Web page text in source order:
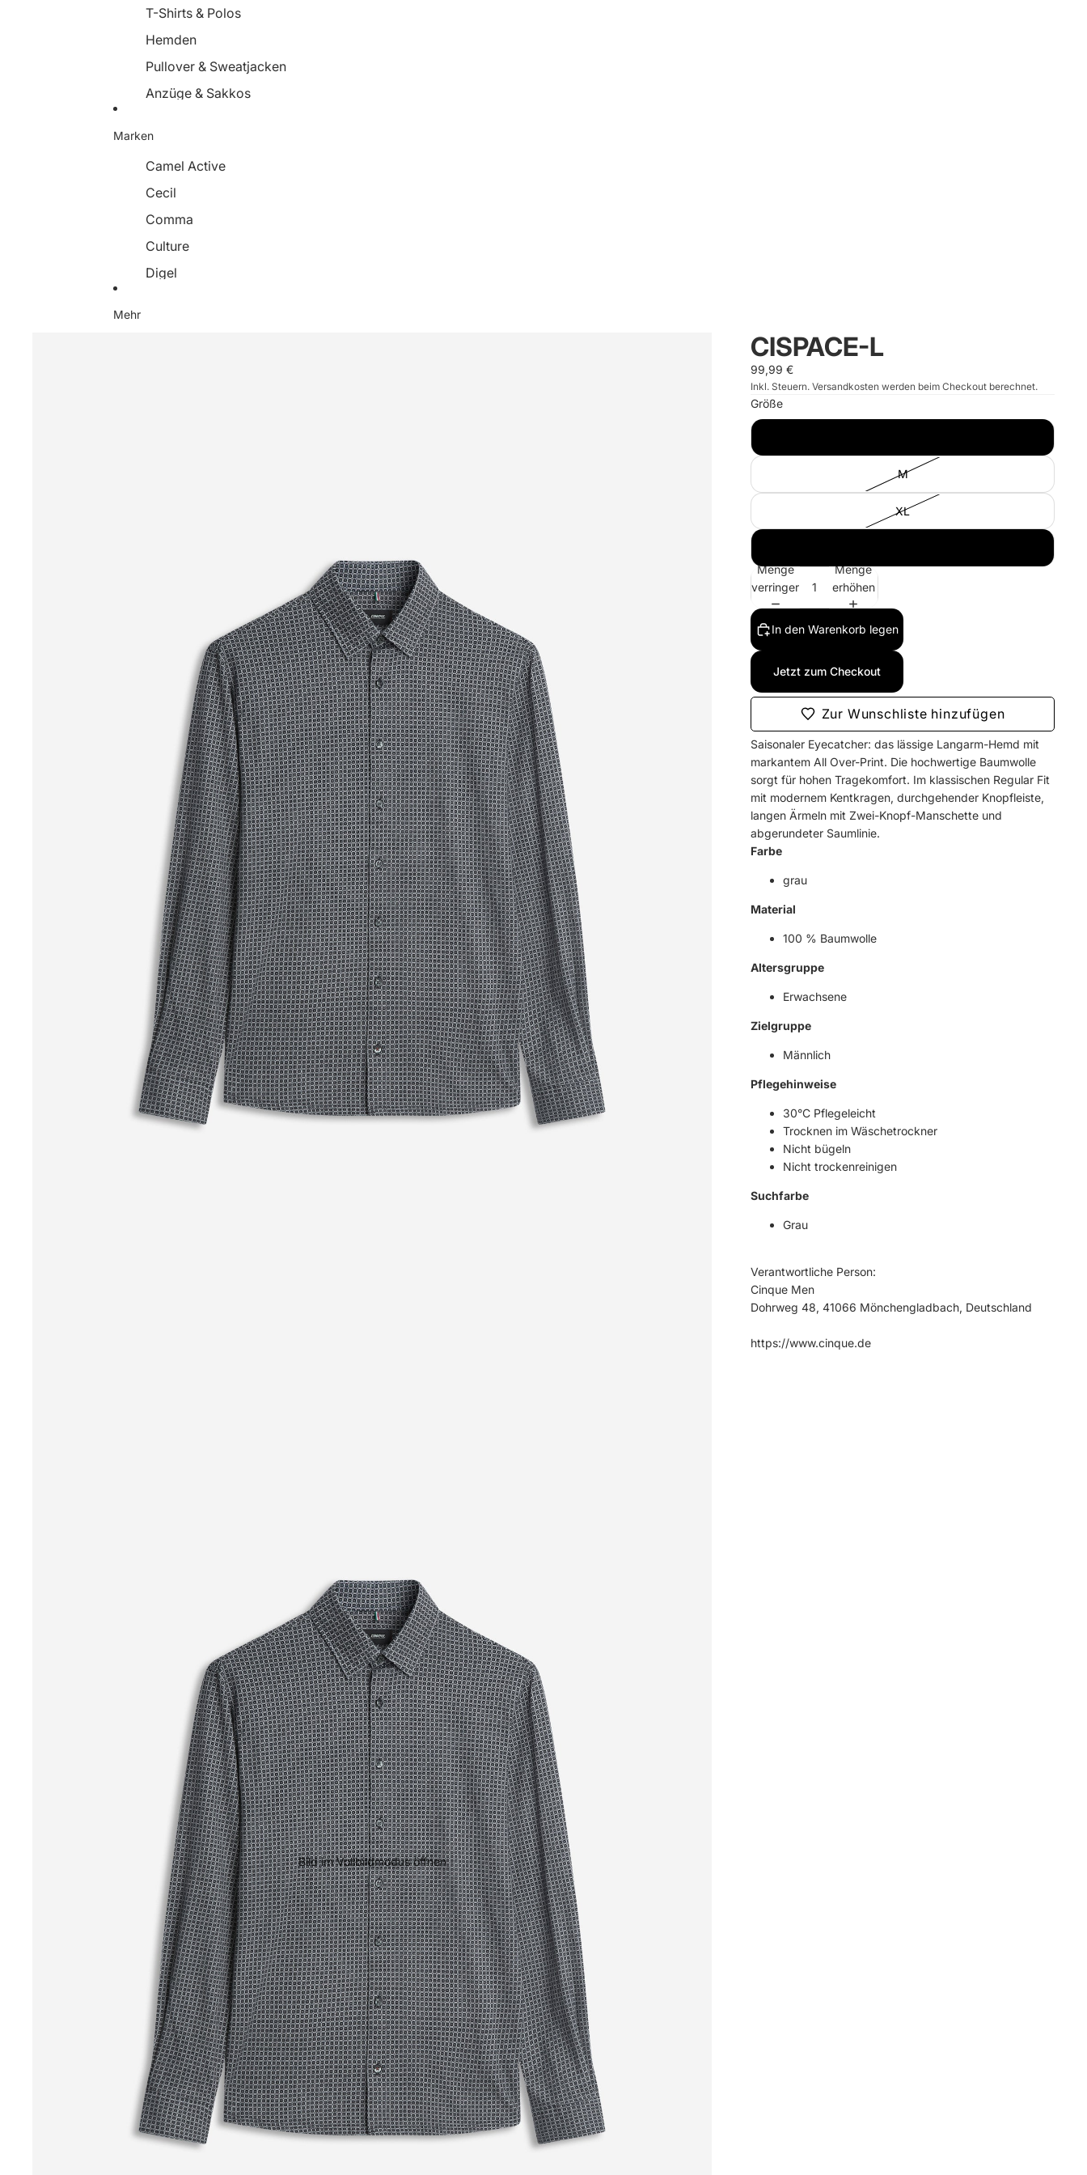
Jeans & Hosen
Shorts
Jacken & Mäntel
Blazer
Strumpfhosen
Hüte & Mützen
Schals & Tücher
T-Shirts & Polos
Hemden
Pullover & Sweatjacken
Anzüge & Sakkos
Shorts
Schuhe
Accessoires
Marken
Camel Active
Cecil
Comma
Culture
Digel
PME Legend
S. Oliver Black
Someday
Soyaconcept
Street One
Tamaris
Mehr
Bild im Vollbildmodus öffnen
CISPACE-L
99,99 €
Inkl. Steuern. Versandkosten werden beim Checkout berechnet.
Größe
M
XL
Menge
verringern
Menge
erhöhen
In den Warenkorb legen
Jetzt zum Checkout
Zur Wunschliste hinzufügen
Saisonaler Eyecatcher: das lässige Langarm-Hemd mit
markantem All Over-Print. Die hochwertige Baumwolle
sorgt für hohen Tragekomfort. Im klassischen Regular Fit
mit modernem Kentkragen, durchgehender Knopfleiste,
langen Ärmeln mit Zwei-Knopf-Manschette und
abgerundeter Saumlinie.
Farbe
grau
Material
100 % Baumwolle
Altersgruppe
Erwachsene
Zielgruppe
Männlich
Pflegehinweise
30°C Pflegeleicht
Trocknen im Wäschetrockner
Nicht bügeln
Nicht trockenreinigen
Suchfarbe
Grau
Verantwortliche Person:
Cinque Men
Dohrweg 48, 41066 Mönchengladbach, Deutschland
https://www.cinque.de